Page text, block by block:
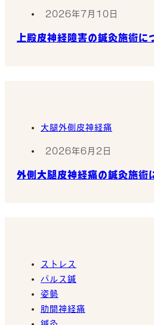
2026年7月10日
上殿皮神経障害の鍼灸施術に
大腿外側皮神経痛
2026年6月2日
外側大腿皮神経痛の鍼灸施術
ストレス
パルス鍼
姿勢
肋間神経痛